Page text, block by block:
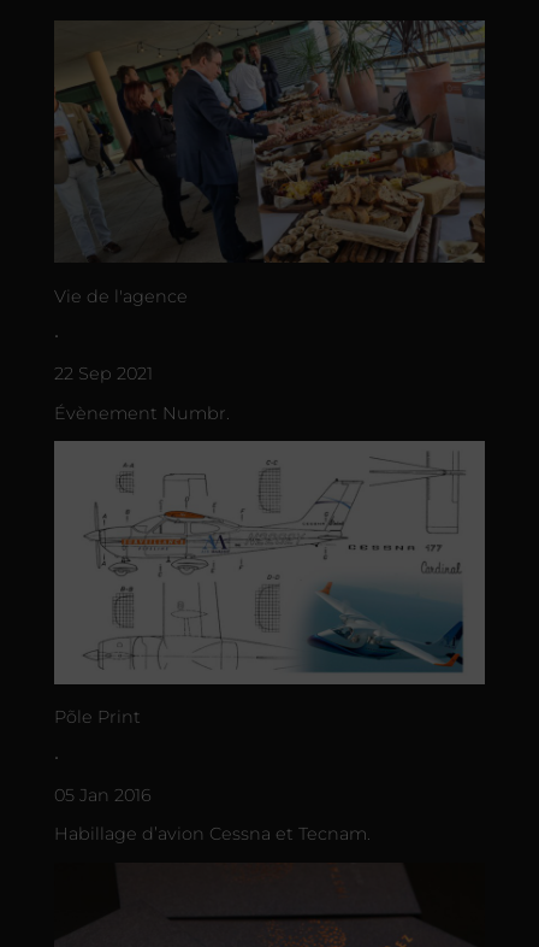
Vie de l'agence
•
22 Sep 2021
Évènement Numbr.
Põle Print
•
05 Jan 2016
Habillage d’avion Cessna et Tecnam.